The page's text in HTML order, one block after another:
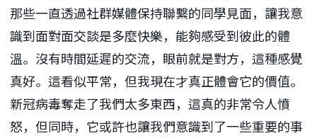
那些一直透過社群媒體保持聯繫的同學見面，讓我意
識到面對面交談是多麼快樂，能夠感受到彼此的體
溫。沒有時間延遲的交流，眼前就是對方，這種感覺
真好。這看似平常，但我現在才真正體會它的價值。
新冠病毒奪走了我們太多東西，這真的非常令人憤
怒，但同時，它或許也讓我們意識到了一些重要的事